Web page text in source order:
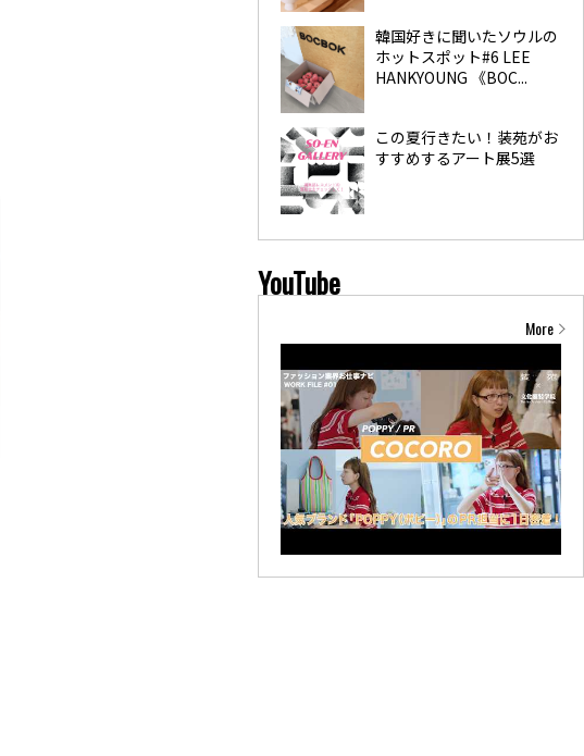
韓国好きに聞いたソウルの
ホットスポット#6 LEE
HANKYOUNG 《BOC...
この夏行きたい！装苑がお
すすめするアート展5選
YouTube
More